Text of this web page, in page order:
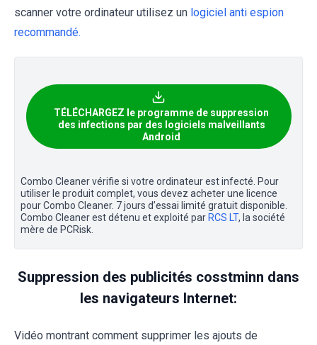
scanner votre ordinateur utilisez un logiciel anti espion
recommandé.
TÉLÉCHARGEZ le programme de suppression
des infections par des logiciels malveillants
Android
Combo Cleaner vérifie si votre ordinateur est infecté. Pour
utiliser le produit complet, vous devez acheter une licence
pour Combo Cleaner. 7 jours d’essai limité gratuit disponible.
Combo Cleaner est détenu et exploité par RCS LT, la société
mère de PCRisk.
Suppression des publicités cosstminn dans
les navigateurs Internet:
Vidéo montrant comment supprimer les ajouts de